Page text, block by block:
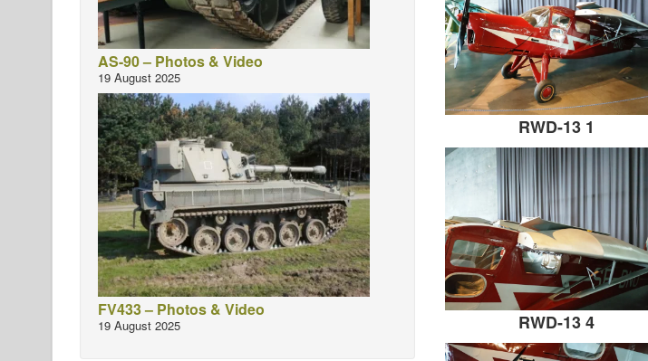
RWD-13 1
RWD-13 4
AS-90 – Photos & Video
19 August 2025
FV433 – Photos & Video
19 August 2025